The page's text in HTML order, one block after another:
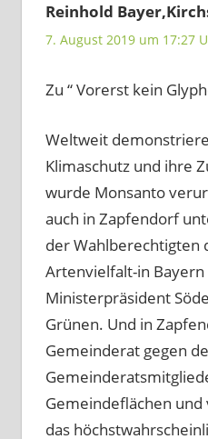
Reinhold
7. August 2019 um 17:27
Zu “ Vorerst kein
Weltweit
Klimaschutz und ihre
wurde Monsanto
auch in Zapfendorf
der Wahlberechtigten
Artenvielfalt-in
Ministerpräsident
Grünen. Und in
Gemeinderat gegen
Gemeindeflächen
das